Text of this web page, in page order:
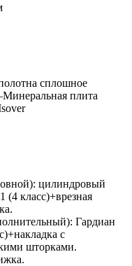
сплошное
плита
цилиндровый
(4 класс)+врезная
Гардиан
с
шторками.